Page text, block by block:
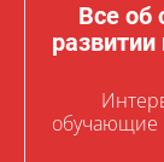
Все об
обучающие